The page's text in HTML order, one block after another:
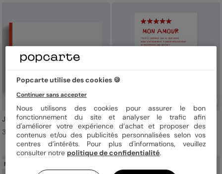
Je t'aime minimaliste
32,90 € l'unité
Love rating
21,90 € l'unité
Nouveau
Popcarte utilise des cookies 🍪
Continuer sans accepter
Nous utilisons des cookies pour assurer le bon
fonctionnement du site et analyser le trafic afin
d'améliorer votre expérience d’achat et proposer des
contenus et/ou des publicités personnalisées selon vos
centres d’intérêts. Pour plus d'informations, veuillez
consulter notre politique de confidentialité.